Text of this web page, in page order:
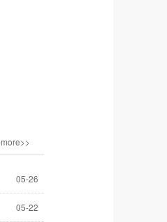
more>>
05-26
05-22